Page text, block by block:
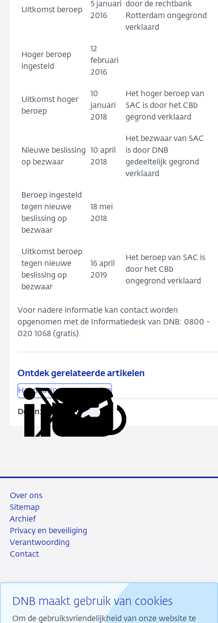
Uitkomst beroep
5 januari
2016
door de rechtbank
Rotterdam ongegrond
verklaard
Hoger beroep
ingesteld
12
februari
2016
Uitkomst hoger
beroep
10
januari
2018
Het hoger beroep van
SAC is door het CBb
gegrond verklaard
Nieuwe beslissing
op bezwaar
10 april
2018
Het bezwaar van SAC
is door DNB
gedeeltelijk gegrond
verklaard
Beroep ingesteld
tegen nieuwe
beslissing op
bezwaar
18 mei
2018
Uitkomst beroep
tegen nieuwe
beslissing op
bezwaar
16 april
2019
Het beroep van SAC is
door het CBb
ongegrond verklaard
Voor nadere informatie kan contact worden
opgenomen met de Informatiedesk van DNB: 0800 -
020 1068 (gratis).
Ontdek gerelateerde artikelen
Handhavingsmaatregelen
Delen:
Deel
DeelDeelKopieer
DNB maakt gebruik van cookies
Om de gebruiksvriendelijkheid van onze website te
Over ons
Sitemap
Archief
Privacy en beveiliging
Verantwoording
Contact
RSS InstagramLinkedin
X